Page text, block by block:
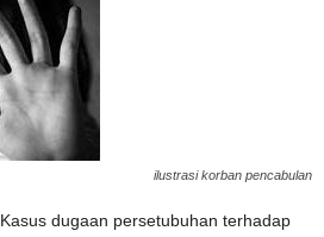
ilustrasi korban pencabulan
Kasus dugaan persetubuhan terhadap